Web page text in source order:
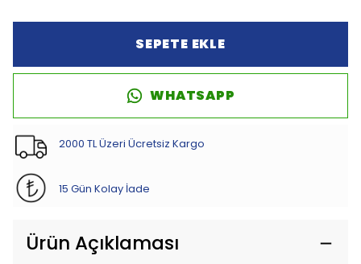
SEPETE EKLE
WHATSAPP
2000 TL Üzeri Ücretsiz Kargo
15 Gün Kolay İade
Ürün Açıklaması